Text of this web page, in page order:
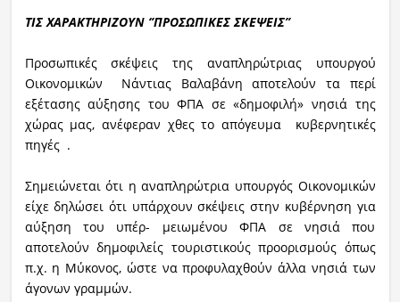
ΤΙΣ ΧΑΡΑΚΤΗΡΙΖΟΥΝ ‘’ΠΡΟΣΩΠΙΚΕΣ ΣΚΕΨΕΙΣ’’
Προσωπικές σκέψεις της αναπληρώτριας υπουργού
Οικονομικών Νάντιας Βαλαβάνη αποτελούν τα περί
εξέτασης αύξησης του ΦΠΑ σε «δημοφιλή» νησιά της
χώρας μας, ανέφεραν χθες το απόγευμα κυβερνητικές
πηγές .
Σημειώνεται ότι η αναπληρώτρια υπουργός Οικονομικών
είχε δηλώσει ότι υπάρχουν σκέψεις στην κυβέρνηση για
αύξηση του υπέρ- μειωμένου ΦΠΑ σε νησιά που
αποτελούν δημοφιλείς τουριστικούς προορισμούς όπως
π.χ. η Μύκονος, ώστε να προφυλαχθούν άλλα νησιά των
άγονων γραμμών.